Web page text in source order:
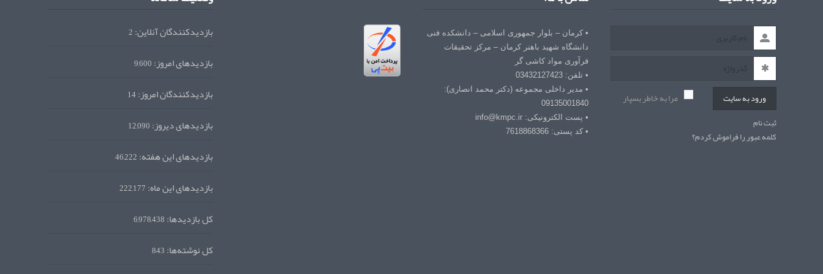
ورود به سایت مرا به خاطر بسپار
ثبت نام
کلمه عبور را فراموش کردم؟
• کرمان – بلوار جمهوری اسلامی – دانشکده فنی
دانشگاه شهید باهنر کرمان – مرکز تحقیقات
فرآوری مواد کاشی گر
• تلفن: 03432127423
• مدیر داخلی مجموعه (دکتر محمد انصاری):
09135001840
• پست الکترونیکی: info@kmpc.ir
• کد پستی: 7618868366
بازدیدکنندگان آنلاین:2
بازدیدهای امروز:9,600
بازدیدکنندگان امروز:14
بازدیدهای دیروز:12,090
بازدیدهای این هفته:46,222
بازدیدهای این ماه:222,177
کل بازدیدها:6,978,438
کل نوشته‌ها:843